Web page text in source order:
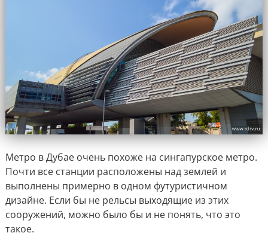
Метро в Дубае очень похоже на сингапурское метро.
Почти все станции расположены над землей и
выполнены примерно в одном футуристичном
дизайне. Если бы не рельсы выходящие из этих
сооружений, можно было бы и не понять, что это
такое.